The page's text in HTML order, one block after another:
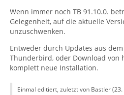
Wenn immer noch TB 91.10.0.
Gelegenheit, auf die aktuelle
unzuschwenken.
Entweder durch Updates aus
Thunderbird, oder Download von
komplett neue Installation.
Einmal editiert, zuletzt von Bastler (